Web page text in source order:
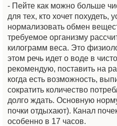
- Пейте как можно больше
для тех, кто хочет
нормализовать обмен
требуемое организму
килограмм веса. Это
этом речь идет о воде в
рекомендую, поставить на
когда есть возможность,
сократить количество
долго ждать. Основную
почки отдыхают). Канал
особенно в 17 часов.